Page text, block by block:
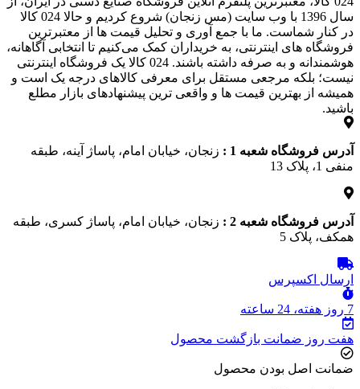
سال 1396 با وب سایت (مس زنجان) شروع کردیم و حالا 024 کالا
در کنار شماست. ما با جمع‌ آوری و تحلیل قیمت‌ ها از معتبرترین
فروشگاه‌ های اینترنتی، به خریداران کمک می‌کنیم تا انتخابی آگاهانه،
هوشمندانه و به‌ صرفه داشته باشند. 024 کالا یک فروشگاه اینترنتی
نیست؛ بلکه مرجعی مستقل برای معرفی کالاهای درجه یک است و
همیشه از بهترین قیمت‌ ها و واقعی‌ ترین پیشنهادهای بازار مطلع
باشید.
آدرس فروشگاه شعبه 1 :
زنجان، خیابان امام، پاساژ آینه، طبقه
منفی 1، پلاک 13
آدرس فروشگاه شعبه 2 :
زنجان، خیابان امام، پاساژ کسری، طبقه
همکف، پلاک 5
ارسال اکسپرس
7 روز هفته، 24 ساعته
هفت روز ضمانت بازگشت محصول
ضمانت اصل بودن محصول